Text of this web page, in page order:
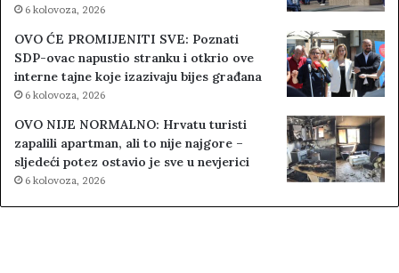
6 kolovoza, 2026
OVO ĆE PROMIJENITI SVE: Poznati
SDP-ovac napustio stranku i otkrio ove
interne tajne koje izazivaju bijes građana
6 kolovoza, 2026
OVO NIJE NORMALNO: Hrvatu turisti
zapalili apartman, ali to nije najgore –
sljedeći potez ostavio je sve u nevjerici
6 kolovoza, 2026